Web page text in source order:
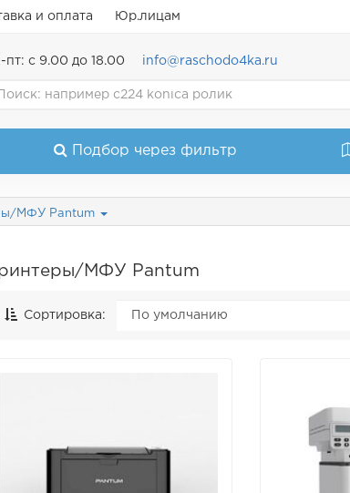
и оплата Юр.лицам
пт: с 9.00 до 18.00 info@raschodo4ka.ru
Подбор через фильтр
МФУ Pantum
МФУ Pantum
Сортировка: